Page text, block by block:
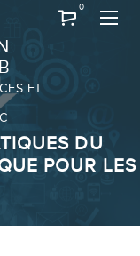
ET
0
DU
POUR LES